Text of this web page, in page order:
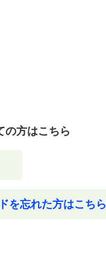
の方はこちら
を忘れた方はこちら